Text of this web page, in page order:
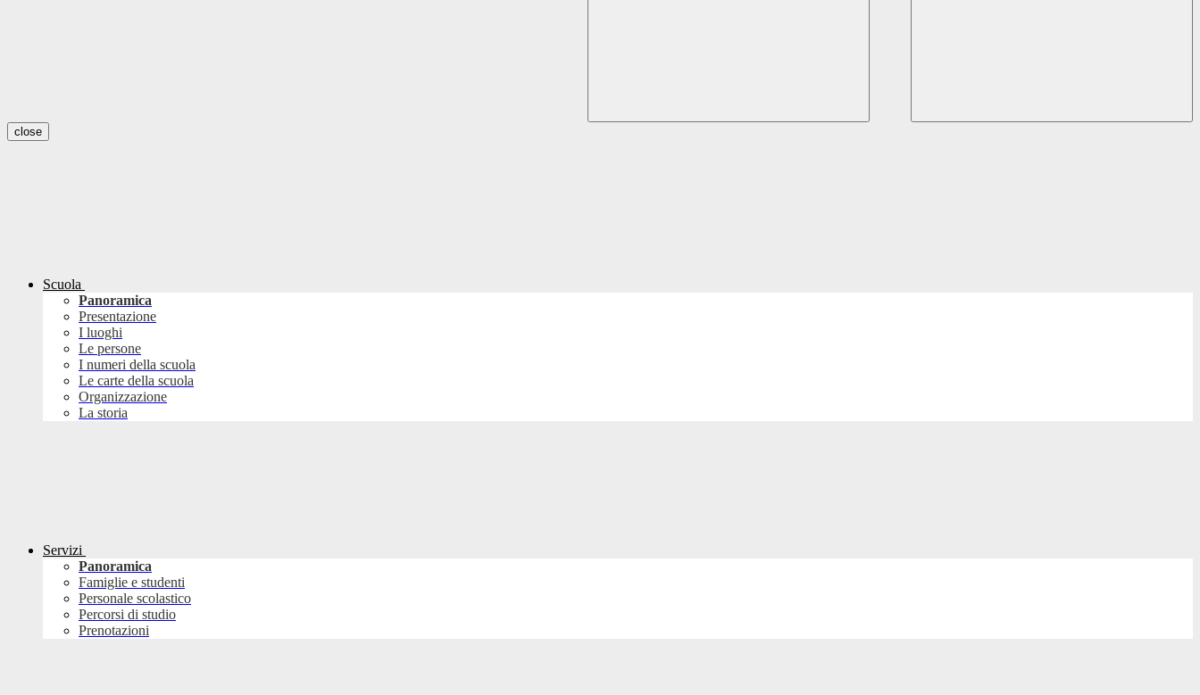
close
Scuola
Panoramica
Presentazione
I luoghi
Le persone
I numeri della scuola
Le carte della scuola
Organizzazione
La storia
Servizi
Panoramica
Famiglie e studenti
Personale scolastico
Percorsi di studio
Prenotazioni